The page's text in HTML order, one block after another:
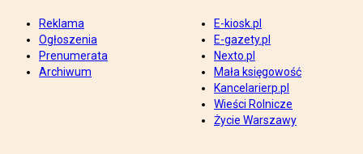
Reklama
Ogłoszenia
Prenumerata
Archiwum
E-kiosk.pl
E-gazety.pl
Nexto.pl
Mała księgowość
Kancelarierp.pl
Wieści Rolnicze
Życie Warszawy